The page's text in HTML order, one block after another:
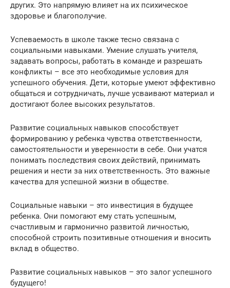
других. Это напрямую влияет на их психическое
здоровье и благополучие.
Успеваемость в школе также тесно связана с
социальными навыками. Умение слушать учителя,
задавать вопросы, работать в команде и разрешать
конфликты – все это необходимые условия для
успешного обучения. Дети, которые умеют эффективно
общаться и сотрудничать, лучше усваивают материал и
достигают более высоких результатов.
Развитие социальных навыков способствует
формированию у ребенка чувства ответственности,
самостоятельности и уверенности в себе. Они учатся
понимать последствия своих действий, принимать
решения и нести за них ответственность. Это важные
качества для успешной жизни в обществе.
Социальные навыки – это инвестиция в будущее
ребенка. Они помогают ему стать успешным,
счастливым и гармонично развитой личностью,
способной строить позитивные отношения и вносить
вклад в общество.
Развитие социальных навыков – это залог успешного
будущего!